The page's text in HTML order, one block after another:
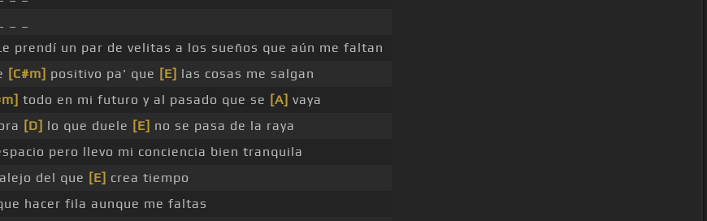
prendí un par de velitas a los sueños que aún me faltan
[C#m] positivo pa' que [E] las cosas me salgan
todo en mi futuro y al pasado que se [A] vaya
[D] lo que duele [E] no se pasa de la raya
pero llevo mi conciencia bien tranquila
del que [E] crea tiempo
hacer fila aunque me faltas